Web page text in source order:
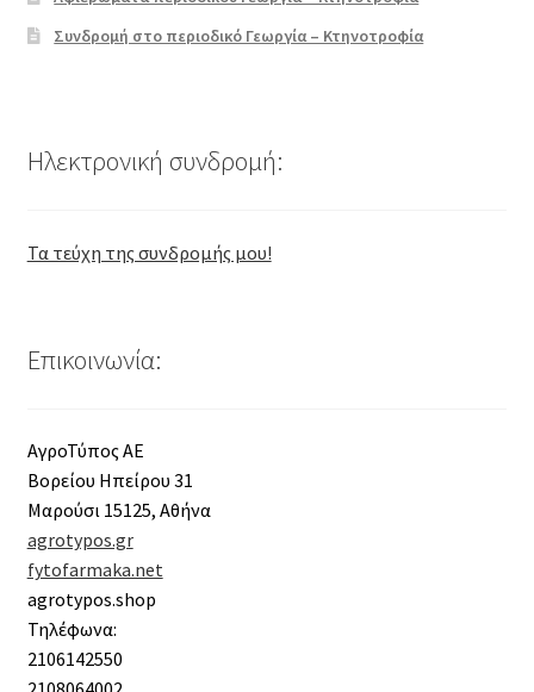
Συνδρομή στο περιοδικό Γεωργία – Κτηνοτροφία
Ηλεκτρονική συνδρομή:
Τα τεύχη της συνδρομής μου!
Επικοινωνία:
ΑγροΤύπος ΑΕ
Βορείου Ηπείρου 31
Μαρούσι 15125, Αθήνα
agrotypos.gr
fytofarmaka.net
agrotypos.shop
Τηλέφωνα:
2106142550